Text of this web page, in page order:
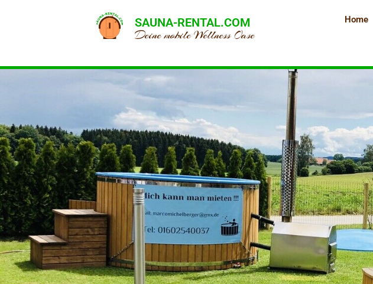
SAUNA-RENTAL.COM
Deine mobile Wellness Oase
Home